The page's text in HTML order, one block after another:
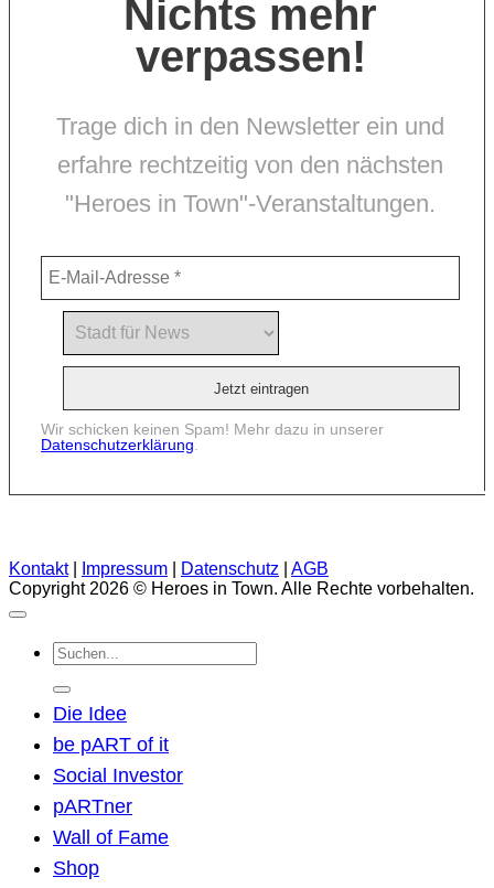
Nichts mehr
verpassen!
Trage dich in den Newsletter ein und
erfahre rechtzeitig von den nächsten
"Heroes in Town"-Veranstaltungen.
Wir schicken keinen Spam! Mehr dazu in unserer
Datenschutzerklärung
Kontakt| Impressum Datenschutz
AGB
Copyright 2026 © Heroes in Town. Alle Rechte vorbehalten.
Suchen
nach:
Die Idee
be pART of it
Social Investor
pARTner
Wall of Fame
Shop